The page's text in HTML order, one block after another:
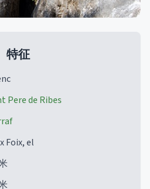
特征
Pere de Ribes
Foix, el